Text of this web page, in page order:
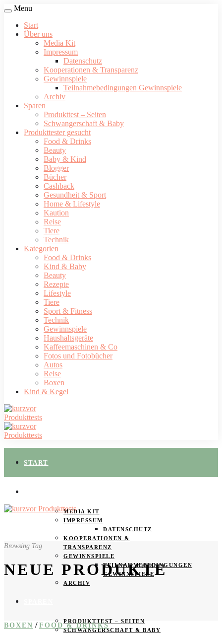
Menu
Start
Über uns
Media Kit
Impressum
Datenschutz
Kooperationen & Transparenz
Gewinnspiele
Teilnahmebedingungen Gewinnspiele
Archiv
Sparen
Produkttest – Seiten
Schwangerschaft & Baby
Produkttester gesucht
Food & Drinks
Beauty
Baby & Kind
Blogger
Bücher
Cashback
Gesundheit & Sport
Home & Lifestyle
Kaution
Reise
Tiere
Technik
Kategorien
Food & Drinks
Kind & Baby
Beauty
Rezepte
Lifestyle
Tiere
Sport & Fitness
Technik
Gewinnspiele
Haushaltsgeräte
Kaffeemaschinen & Co
Fotos und Fotobücher
Autos
Reise
Boxen
Kind & Kegel
START
MEDIA KIT
IMPRESSUM
DATENSCHUTZ
KOOPERATIONEN &
TRANSPARENZ
GEWINNSPIELE
TEILNAHMEBEDINGUNGEN
GEWINNSPIELE
ARCHIV
PRODUKTTEST – SEITEN
SCHWANGERSCHAFT & BABY
Browsing Tag
NEUE PRODUKTE
BOXEN / FOOD & DRINKS